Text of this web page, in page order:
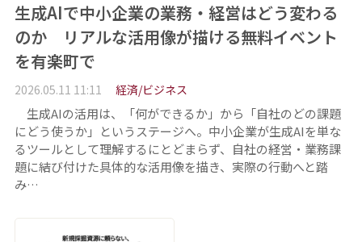
生成AIで中小企業の業務・経営はどう変わる
のか リアルな活用像が描ける無料イベント
を有楽町で
2026.05.11 11:11 経済/ビジネス
生成AIの活用は、「何ができるか」から「自社のどの課題
にどう使うか」というステージへ。中小企業が生成AIを単な
るツールとして理解するにとどまらず、自社の経営・業務課
題に結び付けた具体的な活用像を描き、実際の行動へと踏
み…